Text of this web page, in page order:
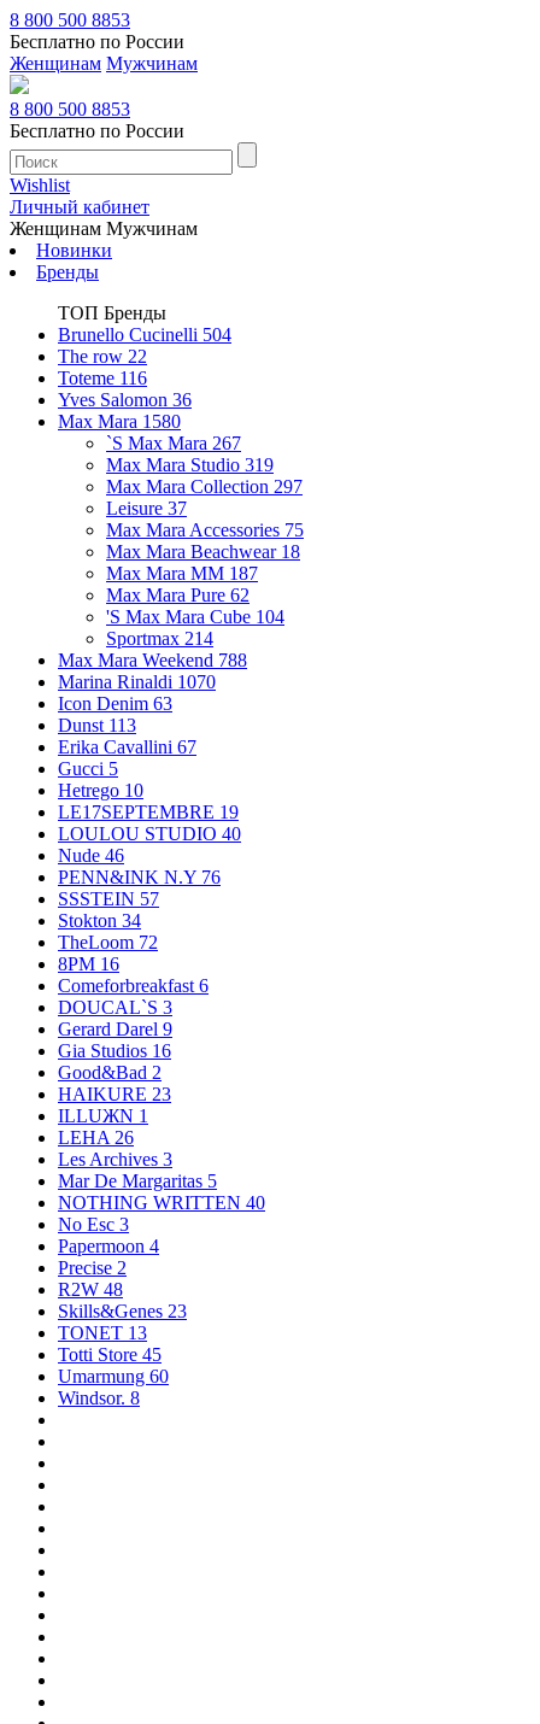
8 800 500 8853
Бесплатно по России
Женщинам Мужчинам
8 800 500 8853
Бесплатно по России
Wishlist
Личный кабинет
Женщинам Мужчинам
Новинки
Бренды
ТОП Бренды
Brunello Cucinelli 504
The row 22
Toteme 116
Yves Salomon 36
Max Mara 1580
`S Max Mara 267
Max Mara Studio 319
Max Mara Collection 297
Leisure 37
Max Mara Accessories 75
Max Mara Beachwear 18
Max Mara MM 187
Max Mara Pure 62
'S Max Mara Cube 104
Sportmax 214
Max Mara Weekend 788
Marina Rinaldi 1070
Icon Denim 63
Dunst 113
Erika Cavallini 67
Gucci 5
Hetrego 10
LE17SEPTEMBRE 19
LOULOU STUDIO 40
Nude 46
PENN&INK N.Y 76
SSSTEIN 57
Stokton 34
TheLoom 72
8PM 16
Comeforbreakfast 6
DOUCAL`S 3
Gerard Darel 9
Gia Studios 16
Good&Bad 2
HAIKURE 23
ILLUЖN 1
LEHA 26
Les Archives 3
Mar De Margaritas 5
NOTHING WRITTEN 40
No Esc 3
Papermoon 4
Precise 2
R2W 48
Skills&Genes 23
TONET 13
Totti Store 45
Umarmung 60
Windsor. 8